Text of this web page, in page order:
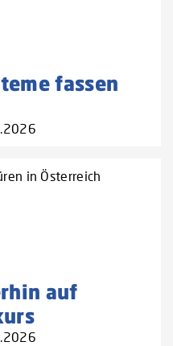
fassen
in Österreich
auf